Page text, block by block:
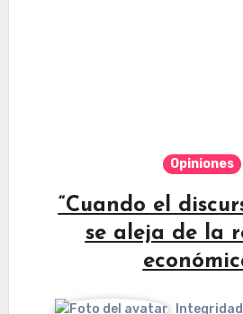
Opiniones
“Cuando el
se aleja de la